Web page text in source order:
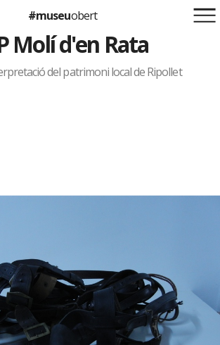
Suma't a la iniciativa
#museuobert
Molí d'en Rata
del patrimoni local de Ripollet